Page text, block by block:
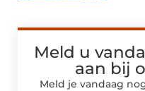
Meld u
aan bij
Meld je vandaag